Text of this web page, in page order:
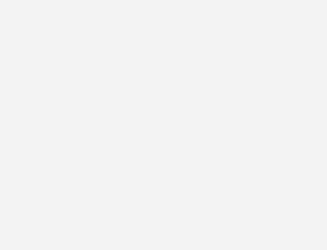
zur Verfügung, ein Beckhoff-
bewirkt, dass die Kommunikation der
die langen Kabelstrecken hindurch
ausgleicht. Diese
wo es um unterschiedlich
zwischenzeitliche Batteriespeicherung
schnelleren Ausführungen binnen
zu gewöhnlicher Steuerung bringt